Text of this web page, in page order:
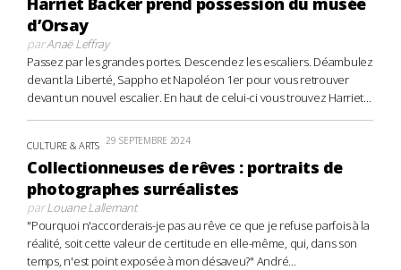
d’Orsay
parAnaë Leffray
Passez par les grandes portes. Descendez les escaliers. Déambulez
devant la Liberté, Sappho et Napoléon 1er pour vous retrouver
devant un nouvel escalier. En haut de celui-ci vous trouvez Harriet...
CULTURE & ARTS 29 SEPTEMBRE 2024
Collectionneuses de rêves : portraits de
photographes surréalistes
parLouane Lallemant
"Pourquoi n'accorderais-je pas au rêve ce que je refuse parfois à la
réalité, soit cette valeur de certitude en elle-même, qui, dans son
temps, n'est point exposée à mon désaveu?" André...